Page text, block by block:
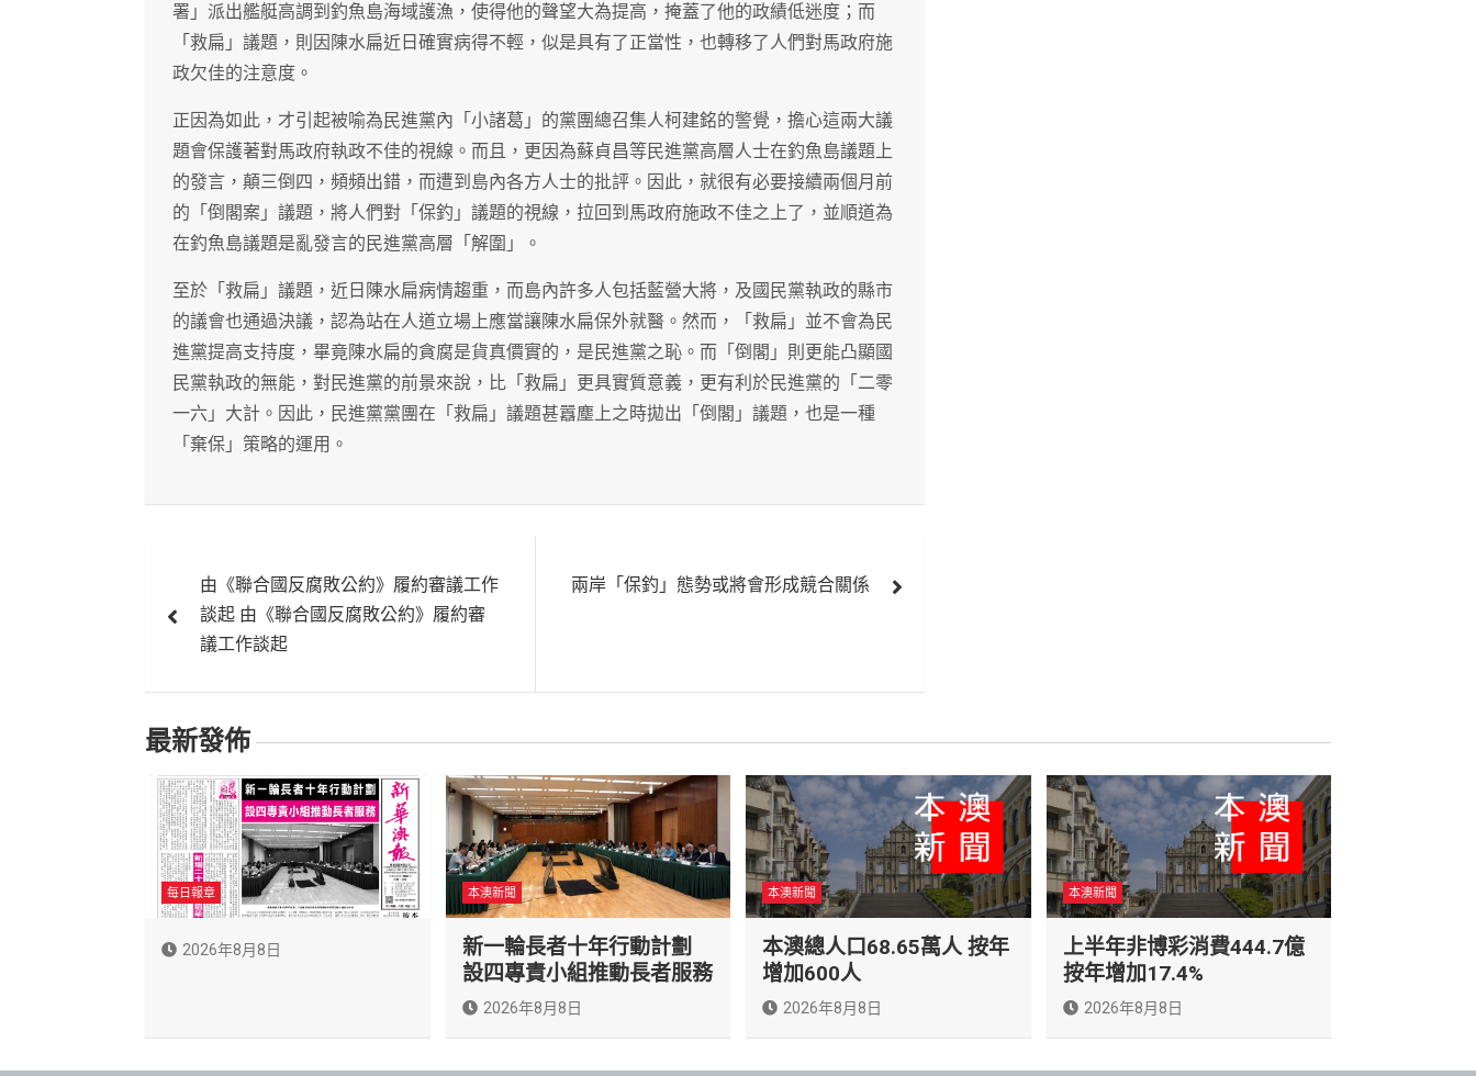
署」派出艦艇高調到釣魚島海域護漁，使得他的聲望大為提高，掩蓋了他的政績低迷度；而
「救扁」議題，則因陳水扁近日確實病得不輕，似是具有了正當性，也轉移了人們對馬政府施
政欠佳的注意度。
正因為如此，才引起被喻為民進黨內「小諸葛」的黨團總召集人柯建銘的警覺，擔心這兩大議
題會保護著對馬政府執政不佳的視線。而且，更因為蘇貞昌等民進黨高層人士在釣魚島議題上
的發言，顛三倒四，頻頻出錯，而遭到島內各方人士的批評。因此，就很有必要接續兩個月前
的「倒閣案」議題，將人們對「保釣」議題的視線，拉回到馬政府施政不佳之上了，並順道為
在釣魚島議題是亂發言的民進黨高層「解圍」。
至於「救扁」議題，近日陳水扁病情趨重，而島內許多人包括藍營大將，及國民黨執政的縣市
的議會也通過決議，認為站在人道立場上應當讓陳水扁保外就醫。然而，「救扁」並不會為民
進黨提高支持度，畢竟陳水扁的貪腐是貨真價實的，是民進黨之恥。而「倒閣」則更能凸顯國
民黨執政的無能，對民進黨的前景來說，比「救扁」更具實質意義，更有利於民進黨的「二零
一六」大計。因此，民進黨黨團在「救扁」議題甚囂塵上之時拋出「倒閣」議題，也是一種
「棄保」策略的運用。
章
覽
由《聯合國反腐敗公約》履約審議工作
談起 由《聯合國反腐敗公約》履約審
議工作談起
兩岸「保釣」態勢或將會形成競合關係
最新發佈
每日報章
2026年8月8日
本澳新聞
新一輪長者十年行動計劃
設四專責小組推動長者服務
2026年8月8日
本澳新聞
本澳總人口68.65萬人 按年
增加600人
2026年8月8日
本澳新聞
上半年非博彩消費444.7億
按年增加17.4%
2026年8月8日